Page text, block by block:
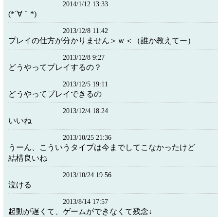
2014/1/12 13:33
(*´∀｀*)
2013/12/8 11:42
プレイの仕方が分かりません＞ｗ＜（誰か教えてー）
2013/12/8 9:27
どうやってプレイするの？
2013/12/5 19:11
どうやってプレイできるの
2013/12/4 18:24
いいね
2013/10/25 21:36
うーん、こういうタイプは今までしてこなかったけど
結構良いね
2013/10/24 19:56
泣ける
2013/8/14 17:57
起動が遅くて、ゲームができなくて残念↓